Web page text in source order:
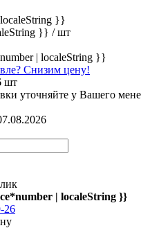
}}
}} / шт
| localeString }}
Снизим цену!
шт
уточняйте у Вашего
| localeString }}
26